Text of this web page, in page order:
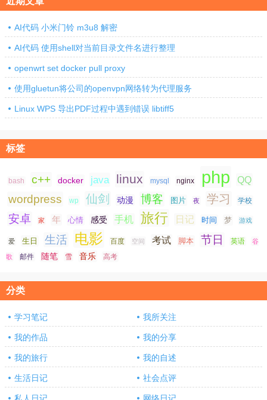
AI代码 小米门铃 m3u8 解密
AI代码 使用shell对当前目录文件名进行整理
openwrt set docker pull proxy
使用gluetun将公司的openvpn网络转为代理服务
Linux WPS 导出PDF过程中遇到错误 libtiff5
标签
bash c++ docker java linux mysql nginx php QQ
wordpress wp 仙剑 动漫 博客 图片 夜 学习 学校
安卓 家 年 心情 感受 手机 旅行 日记 时间 梦 游戏
爱 生日 生活 电影 百度 空间 考试 脚本 节日 英语 谷
歌 邮件 随笔 雪 音乐 高考
分类
学习笔记 我所关注
我的作品 我的分享
我的旅行 我的自述
生活日记 社会点评